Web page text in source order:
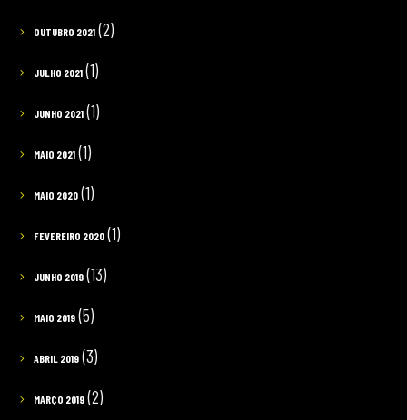
OUTUBRO 2021(2)
JULHO 2021(1)
JUNHO 2021(1)
MAIO 2021(1)
MAIO 2020(1)
FEVEREIRO 2020(1)
JUNHO 2019(13)
MAIO 2019(5)
ABRIL 2019(3)
MARÇO 2019(2)